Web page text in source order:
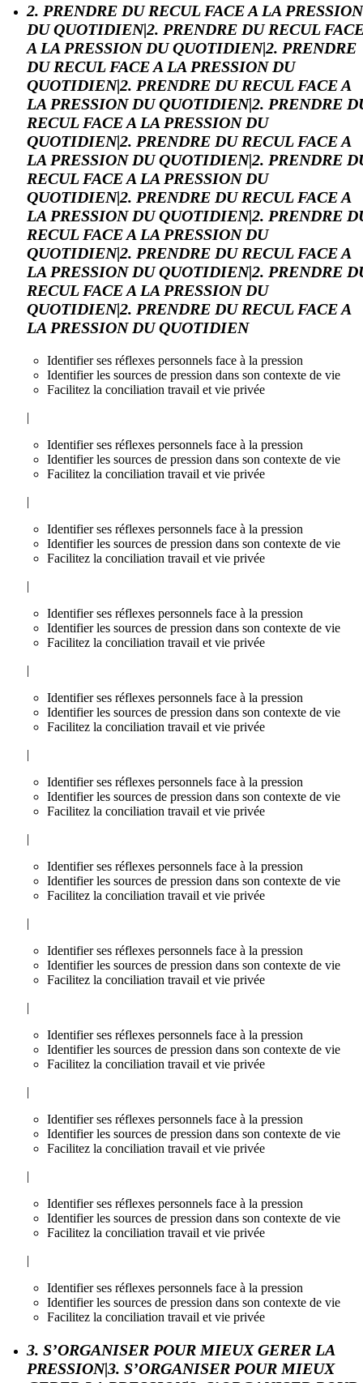
2. PRENDRE DU RECUL FACE A LA PRESSION
DU QUOTIDIEN|2. PRENDRE DU RECUL
A LA PRESSION DU QUOTIDIEN|2. PRENDRE
DU RECUL FACE A LA PRESSION DU
QUOTIDIEN|2. PRENDRE DU RECUL FACE A
LA PRESSION DU QUOTIDIEN|2. PRENDRE
RECUL FACE A LA PRESSION DU
QUOTIDIEN|2. PRENDRE DU RECUL FACE A
LA PRESSION DU QUOTIDIEN|2. PRENDRE
RECUL FACE A LA PRESSION DU
QUOTIDIEN|2. PRENDRE DU RECUL FACE A
LA PRESSION DU QUOTIDIEN|2. PRENDRE
RECUL FACE A LA PRESSION DU
QUOTIDIEN|2. PRENDRE DU RECUL FACE A
LA PRESSION DU QUOTIDIEN|2. PRENDRE
RECUL FACE A LA PRESSION DU
QUOTIDIEN|2. PRENDRE DU RECUL FACE A
LA PRESSION DU QUOTIDIEN
Identifier ses réflexes personnels face à la pression
Identifier les sources de pression dans son contexte de vie
Facilitez la conciliation travail et vie privée
|
Identifier ses réflexes personnels face à la pression
Identifier les sources de pression dans son contexte de vie
Facilitez la conciliation travail et vie privée
|
Identifier ses réflexes personnels face à la pression
Identifier les sources de pression dans son contexte de vie
Facilitez la conciliation travail et vie privée
|
Identifier ses réflexes personnels face à la pression
Identifier les sources de pression dans son contexte de vie
Facilitez la conciliation travail et vie privée
|
Identifier ses réflexes personnels face à la pression
Identifier les sources de pression dans son contexte de vie
Facilitez la conciliation travail et vie privée
|
Identifier ses réflexes personnels face à la pression
Identifier les sources de pression dans son contexte de vie
Facilitez la conciliation travail et vie privée
|
Identifier ses réflexes personnels face à la pression
Identifier les sources de pression dans son contexte de vie
Facilitez la conciliation travail et vie privée
|
Identifier ses réflexes personnels face à la pression
Identifier les sources de pression dans son contexte de vie
Facilitez la conciliation travail et vie privée
|
Identifier ses réflexes personnels face à la pression
Identifier les sources de pression dans son contexte de vie
Facilitez la conciliation travail et vie privée
|
Identifier ses réflexes personnels face à la pression
Identifier les sources de pression dans son contexte de vie
Facilitez la conciliation travail et vie privée
|
Identifier ses réflexes personnels face à la pression
Identifier les sources de pression dans son contexte de vie
Facilitez la conciliation travail et vie privée
|
Identifier ses réflexes personnels face à la pression
Identifier les sources de pression dans son contexte de vie
Facilitez la conciliation travail et vie privée
3. S’ORGANISER POUR MIEUX GERER LA
PRESSION|3. S’ORGANISER POUR MIEUX